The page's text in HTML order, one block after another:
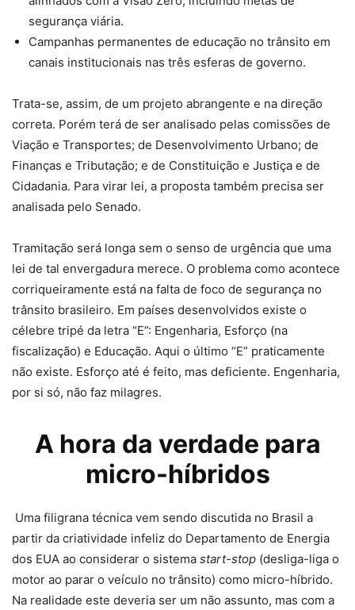
segurança viária.
Campanhas permanentes de educação no trânsito em
canais institucionais nas três esferas de governo.
Trata-se, assim, de um projeto abrangente e na direção
correta. Porém terá de ser analisado pelas comissões de
Viação e Transportes; de Desenvolvimento Urbano; de
Finanças e Tributação; e de Constituição e Justiça e de
Cidadania. Para virar lei, a proposta também precisa ser
analisada pelo Senado.
Tramitação será longa sem o senso de urgência que uma
lei de tal envergadura merece. O problema como acontece
corriqueiramente está na falta de foco de segurança no
trânsito brasileiro. Em países desenvolvidos existe o
célebre tripé da letra “E”: Engenharia, Esforço (na
fiscalização) e Educação. Aqui o último “E” praticamente
não existe. Esforço até é feito, mas deficiente. Engenharia,
por si só, não faz milagres.
A hora da verdade para
micro-híbridos
Uma filigrana técnica vem sendo discutida no Brasil a
partir da criatividade infeliz do Departamento de Energia
dos EUA ao considerar o sistema start-stop (desliga-liga o
motor ao parar o veículo no trânsito) como micro-híbrido.
Na realidade este deveria ser um não assunto, mas com a